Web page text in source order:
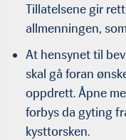
Tillatelsene gir
allmenningen,
At hensynet til
skal gå foran
oppdrett. Åpne
forbys da gyting
kysttorsken.